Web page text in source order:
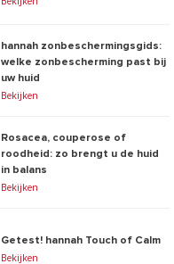
hannah zonbeschermingsgids:
welke zonbescherming past bij
uw huid
Bekijken
Rosacea, couperose of
roodheid: zo brengt u de huid
in balans
Bekijken
Getest! hannah Touch of Calm
Bekijken